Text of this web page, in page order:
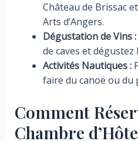
Château de Brissac
Arts d’Angers.
Dégustation de Vins :
de caves et dégustez
Activités Nautiques :
faire du canoë ou du
Comment
Chambre